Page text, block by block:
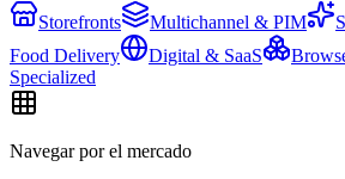
Storefronts
Multichannel & PIM
Food Delivery
Digital & SaaS
Specialized
Navegar por el mercado